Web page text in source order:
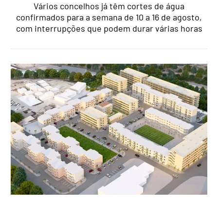
Vários concelhos já têm cortes de água
confirmados para a semana de 10 a 16 de agosto,
com interrupções que podem durar várias horas